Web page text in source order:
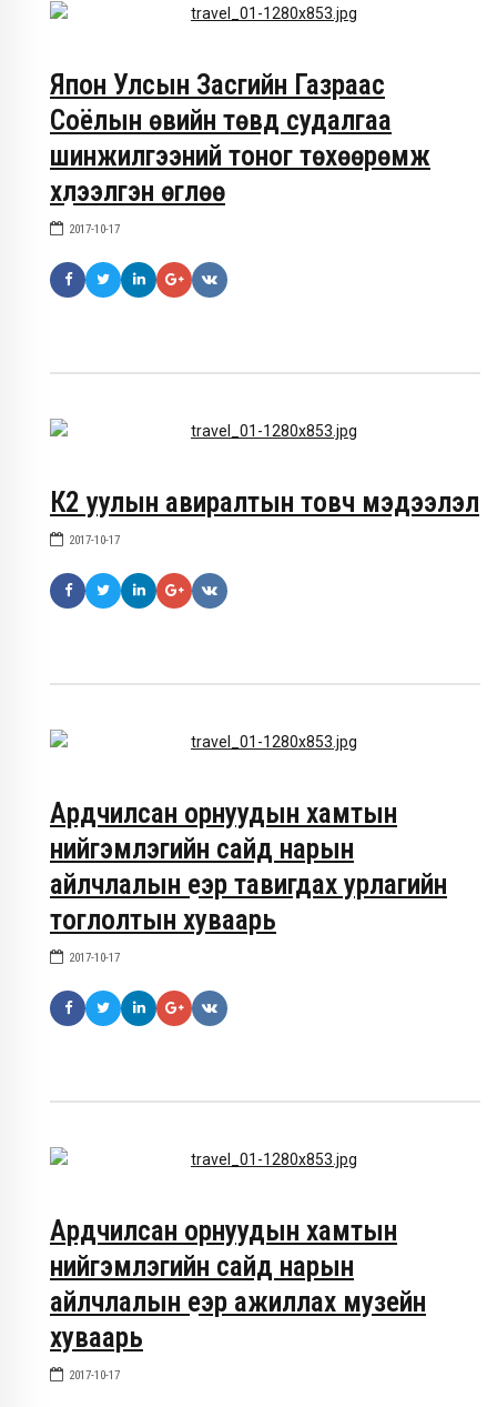
Япон Улсын Засгийн Газраас
Соёлын өвийн төвд судалгаа
шинжилгээний тоног төхөөрөмж
хүлээлгэн өглөө
2017-10-17
К2 уулын авиралтын товч мэдээлэл
2017-10-17
Ардчилсан орнуудын хамтын
нийгэмлэгийн сайд нарын
айлчлалын үеэр тавигдах урлагийн
тоглолтын хуваарь
2017-10-17
Ардчилсан орнуудын хамтын
нийгэмлэгийн сайд нарын
айлчлалын үеэр ажиллах музейн
хуваарь
2017-10-17